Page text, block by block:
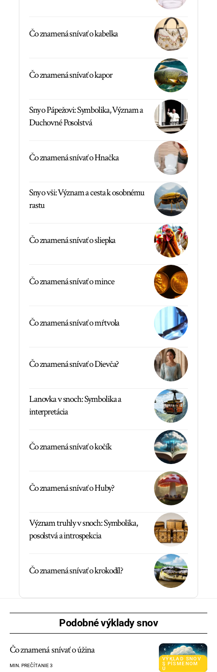
Čo znamená snívať o kabelka
Čo znamená snívať o kapor
Sny o Pápežovi: Symbolika, Význam a
Duchovné Posolstvá
Čo znamená snívať o Hnačka
Sny o vši: Význam a cesta k osobnému
rastu
Čo znamená snívať o sliepka
Čo znamená snívať o mince
Čo znamená snívať o mŕtvola
Čo znamená snívať o Dievča?
Lanovka v snoch: Symbolika a
interpretácia
Čo znamená snívať o kočík
Čo znamená snívať o Huby?
Význam truhly v snoch: Symbolika,
posolstvá a introspekcia
Čo znamená snívať o krokodíl?
Podobné výklady snov
VÝKLAD SNOV
S PÍSMENOM
Ú
Čo znamená snívať o úžina
MIN. PREČÍTANIE 3